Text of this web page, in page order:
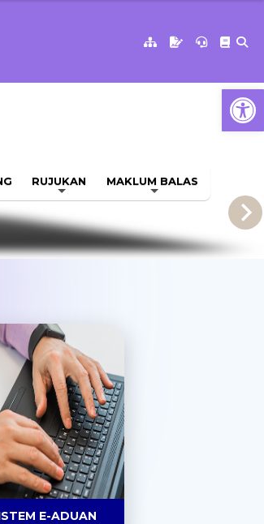
RUJUKAN MAKLUM BALAS
E-ADUAN